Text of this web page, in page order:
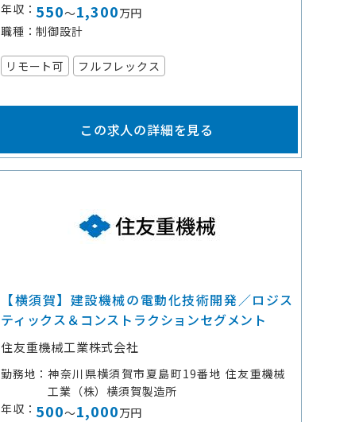
年収
550～1,300万円
職種
制御設計
リモート可 フルフレックス
この求人の詳細を見る
【横須賀】建設機械の電動化技術開発／ロジス
ティックス＆コンストラクションセグメント
住友重機械工業株式会社
勤務地
神奈川県横須賀市夏島町19番地 住友重機械
工業（株）横須賀製造所
年収
500～1,000万円